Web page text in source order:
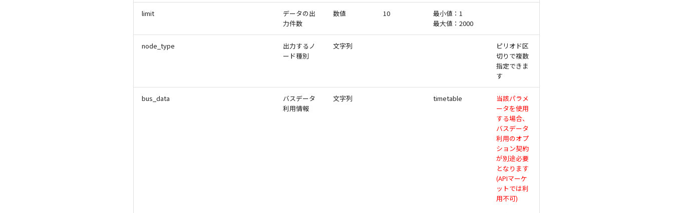
limit
データの出
力件数
数値 10
最小値：1
最大値：2000
node_type
出力するノ
ード種別
文字列
ピリオド区
切りで複数
指定できま
す
bus_data
バスデータ
利用情報
文字列 timetable
当該パラメ
ータを使用
する場合、
バスデータ
利用のオプ
ション契約
が別途必要
となります
(APIマーケ
ットでは利
用不可)